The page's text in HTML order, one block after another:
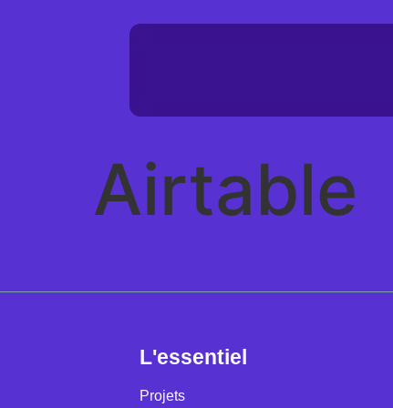
Airtable
L'essentiel
Projets